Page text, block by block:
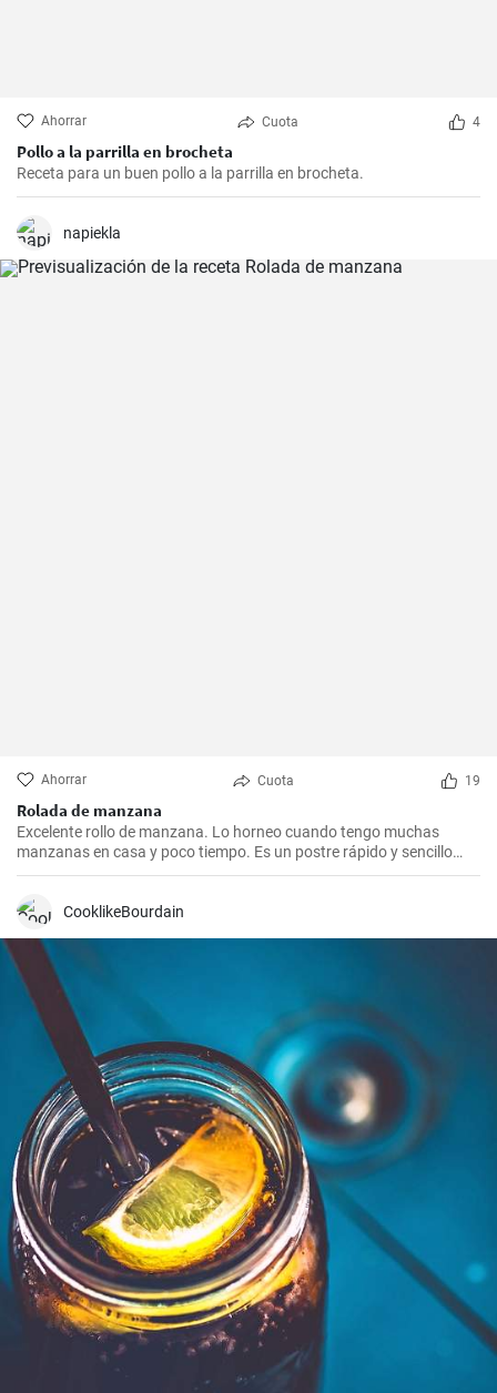
Ahorrar Cuota 4
Pollo a la parrilla en brocheta
Receta para un buen pollo a la parrilla en brocheta.
napiekla
Ahorrar Cuota 19
Rolada de manzana
Excelente rollo de manzana. Lo horneo cuando tengo muchas
manzanas en casa y poco tiempo. Es un postre rápido y sencillo
que siempre agrada.
CooklikeBourdain